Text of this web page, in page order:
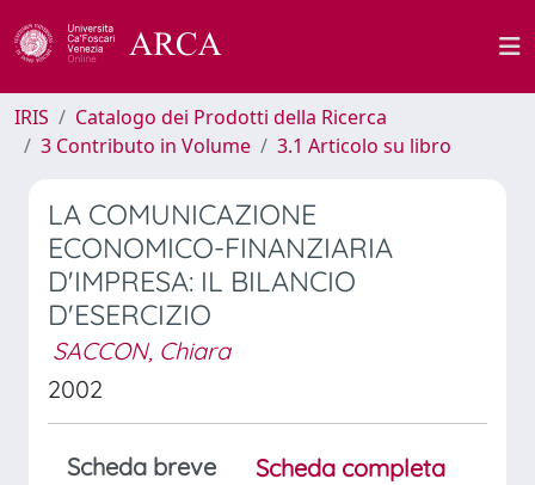
IRIS
Catalogo dei Prodotti della Ricerca
3 Contributo in Volume
3.1 Articolo su libro
LA COMUNICAZIONE
ECONOMICO-FINANZIARIA
D'IMPRESA: IL BILANCIO
D'ESERCIZIO
SACCON, Chiara
2002
Scheda breve
Scheda completa